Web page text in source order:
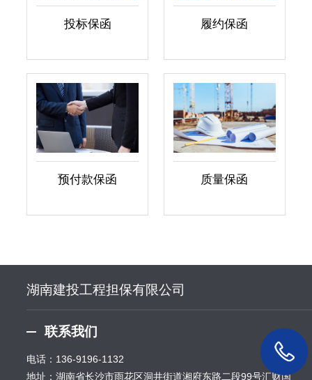
投标保函 履约保函
预付款保函 质量保函
湖南建投工程担保有限公司
联系我们
电话： 136-9196-1132
地址：湖南省长沙市雨花区洞井街道湘府东路二段99号汇财国